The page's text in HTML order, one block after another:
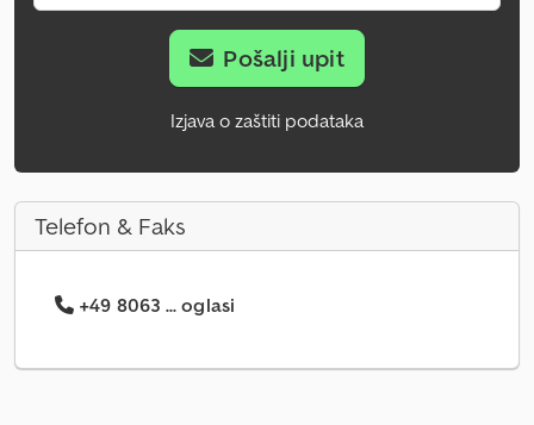
Pošalji upit
Izjava o zaštiti podataka
Telefon & Faks
+49 8063 ... oglasi